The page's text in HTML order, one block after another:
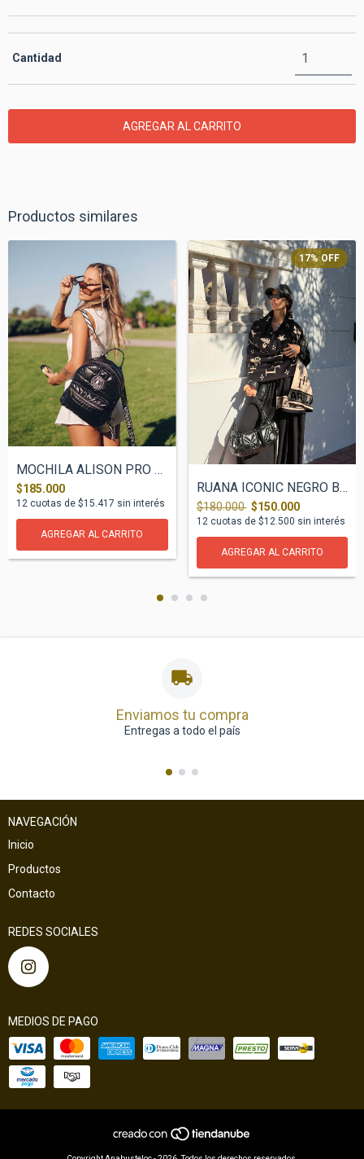
Cantidad
Productos similares
MOCHILA ALISON PRO DIAMOND POP
$185.000
12 cuotas de $15.417 sin interés
17% OFF
RUANA ICONIC NEGRO BEIGE
$180.000 $150.000
12cuotas de $12.500 sin interés
Enviamos tu compra
Entregas a todo el país
NAVEGACIÓN
Inicio
Productos
Contacto
REDES SOCIALES
MEDIOS DE PAGO